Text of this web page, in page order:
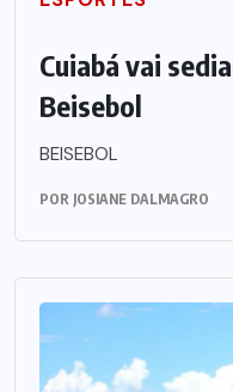
Cuiabá vai
Beisebol
BEISEBOL
POR JOSIANE DALMAGRO